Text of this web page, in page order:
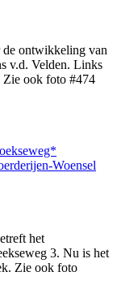
de ontwikkeling van
v.d. Velden. Links
Zie ook foto #474
Woensel
het
3. Nu is het
Zie ook foto